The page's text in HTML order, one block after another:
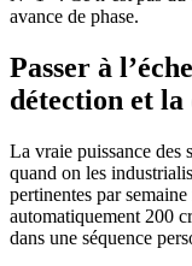
avance de phase.
Passer à
détection et
La vraie puissance des
quand on les
pertinentes par
automatiquement 200
dans une séquence